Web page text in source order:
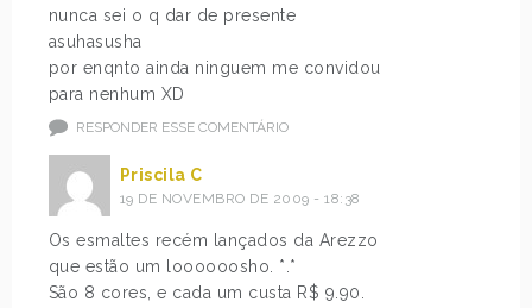
nunca sei o q dar de presente
asuhasusha
por enqnto ainda ninguem me convidou
para nenhum XD
RESPONDER ESSE COMENTÁRIO
Priscila C
19 DE NOVEMBRO DE 2009 - 18:38
Os esmaltes recém lançados da Arezzo
que estão um loooooosho. *.*
São 8 cores, e cada um custa R$ 9.90.